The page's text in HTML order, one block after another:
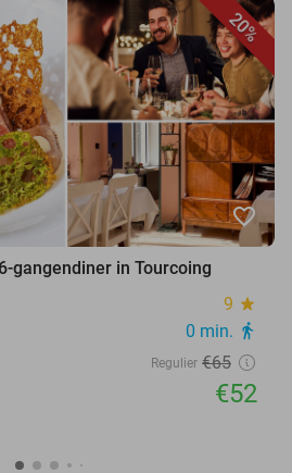
20%
favorite_border
gangendiner in Tourcoing
9 star
0 min. directions_walk
Regulier €65
€52